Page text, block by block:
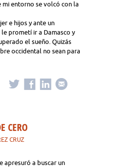
mi entorno se volcó con la
e hijos y ante un
prometí ir a Damasco y
el sueño. Quizás
occidental no sean para
CERO
CRUZ
apresuró a buscar un